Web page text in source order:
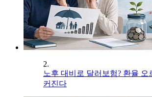
2.
노후 대비로 달러보험? 환율 오
커진다